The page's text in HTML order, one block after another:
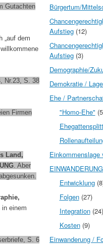
Gutachten
„auf dem
Nr.23, S. 38
Firmen
Land,
. Aber
einem
S. 6
Bürgertum/
Aufstieg (12)
Aufstieg (3)
Demographie/
Demokratie /
Ehe /
"Homo-Ehe"
Einkommenslage
EINWANDERUNG
Entwicklung
Folgen(27)
Integration(24)
Kosten(9)
Einwanderung /